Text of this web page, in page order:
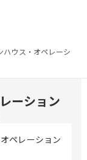
ハウス・オペレーシ
ーション
ペレーション